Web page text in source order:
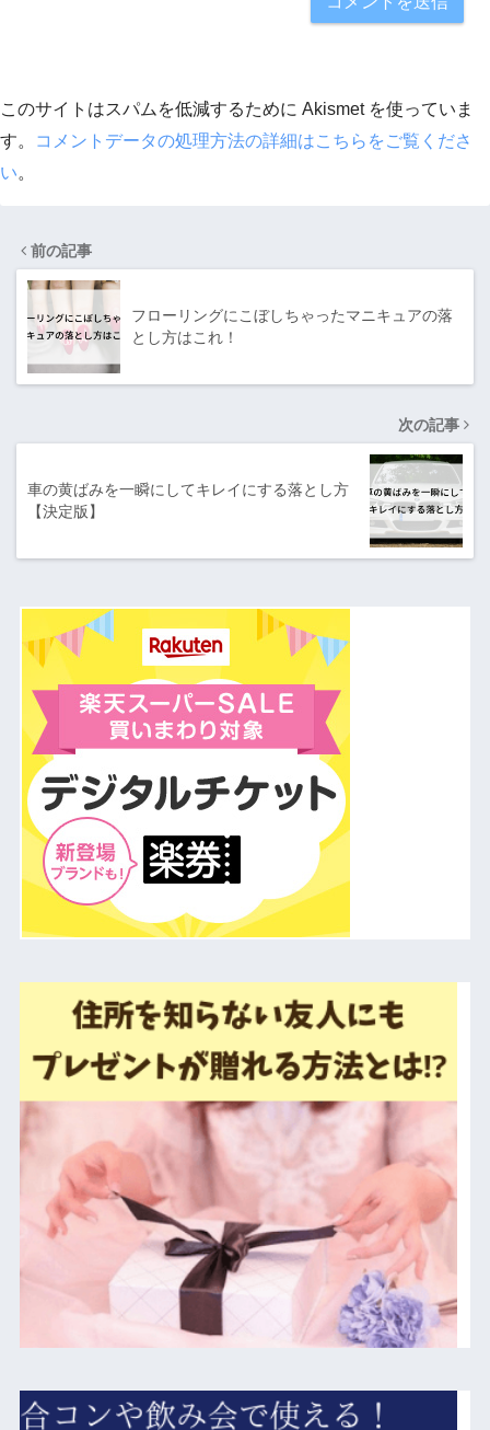
このサイトはスパムを低減するために Akismet を使っていま
す。
コメントデータの処理方法の詳細はこちらをご覧くださ
い。
前の記事
フローリングにこぼしちゃったマニキュアの落
とし方はこれ！
次の記事
車の黄ばみを一瞬にしてキレイにする落とし方
【決定版】